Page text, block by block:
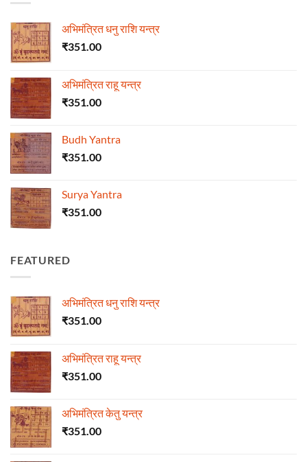
अभिमंत्रित धनु राशि यन्त्र
₹351.00
अभिमंत्रित राहू यन्त्र
₹351.00
Budh Yantra
₹351.00
Surya Yantra
₹351.00
FEATURED
अभिमंत्रित धनु राशि यन्त्र
₹351.00
अभिमंत्रित राहू यन्त्र
₹351.00
अभिमंत्रित केतु यन्त्र
₹351.00